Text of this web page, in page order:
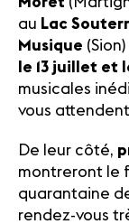
au Lac
Musique
le 13 juillet et
musicales
vous
De leur côté,
montreront le
quarantaine
rendez-vous